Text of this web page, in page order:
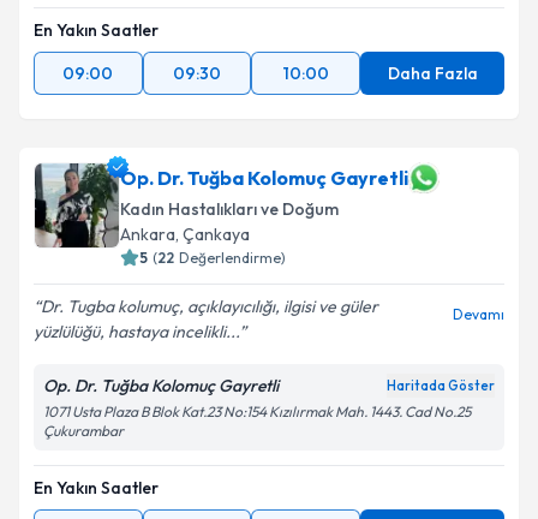
En Yakın Saatler
09:00
09:30 10:00 Daha Fazla
Op. Dr. Tuğba Kolomuç Gayretli
Kadın Hastalıkları ve Doğum
Ankara, Çankaya
5 (22 Değerlendirme)
Dr. Tugba kolumuç, açıklayıcılığı, ilgisi ve güler
yüzlülüğü, hastaya incelikli...
Devamı
Op. Dr. Tuğba Kolomuç Gayretli Haritada Göster
1071 Usta Plaza B Blok Kat.23 No:154 Kızılırmak Mah. 1443. Cad No.25
Çukurambar
En Yakın Saatler